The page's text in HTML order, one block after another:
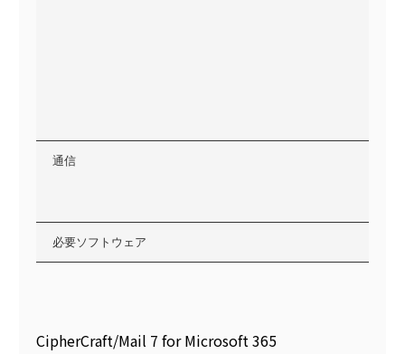
通信
必要ソフトウェア
CipherCraft/Mail 7 for Microsoft 365